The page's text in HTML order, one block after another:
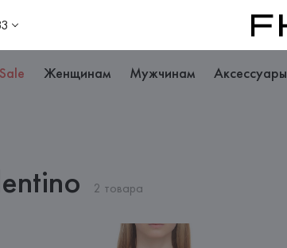
Sale Женщинам Мужчинам Аксессуары
2 товара